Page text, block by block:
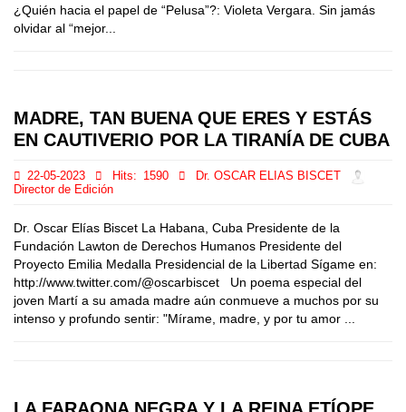
¿Quién hacia el papel de “Pelusa”?: Violeta Vergara. Sin jamás
olvidar al “mejor...
MADRE, TAN BUENA QUE ERES Y ESTÁS
EN CAUTIVERIO POR LA TIRANÍA DE CUBA
22-05-2023 Hits: 1590
Dr. OSCAR ELIAS BISCET
Director de Edición
Dr. Oscar Elías Biscet La Habana, Cuba Presidente de la
Fundación Lawton de Derechos Humanos Presidente del
Proyecto Emilia Medalla Presidencial de la Libertad Sígame en:
http://www.twitter.com/@oscarbiscet Un poema especial del
joven Martí a su amada madre aún conmueve a muchos por su
intenso y profundo sentir: "Mírame, madre, y por tu amor ...